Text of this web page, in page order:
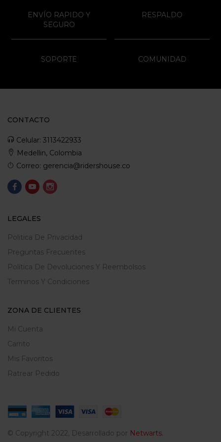
ENVÍO RAPIDO Y
SEGURO
RESPALDO
SOPORTE COMUNIDAD
CONTACTO
Celular: 3113422933
Medellin, Colombia
Correo: gerencia@ridershouse.co
LEGALES
Politica De Privacidad
Preguntas Frecuentes
Política De Devoluciones Y Reembolsos
Terminos Y Condiciones
ZONA DE CLIENTES
Mi Cuenta
Carrito
Mis Favoritos
Ratrear Pedido
© Copyright 2022, Desarrollado por Netwarts.